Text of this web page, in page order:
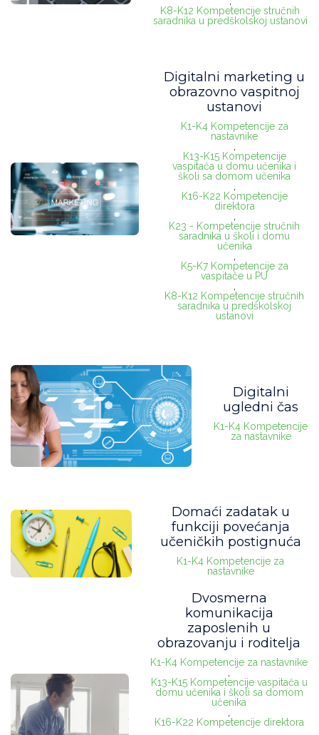
medic. sestra - vaspitač (10)
(1)
Sagorevanje
steam(1)
predtinejdžerski uzrast
komunikacione veštine
tehnike učenja (1)
obrazovno igroliki alati(1)
veštačka inteligencija
K8-K12 Kompetencije stručnih
saradnika u predškolskoj ustanovi
Digitalni marketing u
obrazovno vaspitnoj
ustanovi
K1-K4 Kompetencije za
nastavnike
,
K13-K15 Kompetencije
vaspitača u domu učenika i
školi sa domom učenika
,
K16-K22 Kompetencije
direktora
,
K23 - Kompetencije stručnih
saradnika u školi i domu
učenika
,
K5-K7 Kompetencije za
vaspitače u PU
,
K8-K12 Kompetencije stručnih
saradnika u predškolskoj
ustanovi
Digitalni
ugledni čas
K1-K4 Kompetencije
za nastavnike
Domaći zadatak u
funkciji povećanja
učeničkih postignuća
K1-K4 Kompetencije za
nastavnike
Dvosmerna
komunikacija
zaposlenih u
obrazovanju i roditelja
K1-K4 Kompetencije za nastavnike
K13-K15 Kompetencije vaspitača u
domu učenika i školi sa domom
učenika
K16-K22 Kompetencije direktora